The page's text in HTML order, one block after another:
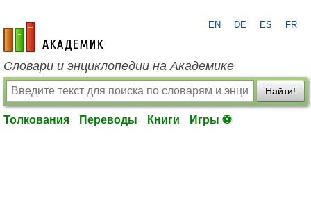
academic.ru
EN DE ES FR
Словари и энциклопедии на Академике
Найти!
Толкования Переводы Книги Игры ⚽